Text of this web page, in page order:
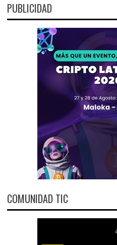
PUBLICIDAD
COMUNIDAD TIC